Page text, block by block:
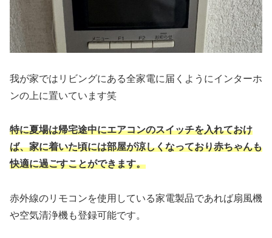
我が家ではリビングにある全家電に届くようにインターホ
ンの上に置いています笑
特に夏場は帰宅途中にエアコンのスイッチを入れておけ
ば、家に着いた頃には部屋が涼しくなっており赤ちゃんも
快適に過ごすことができます。
赤外線のリモコンを使用している家電製品であれば扇風機
や空気清浄機も登録可能です。